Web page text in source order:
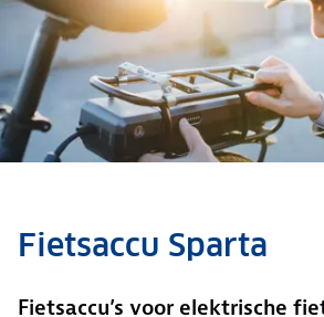
Fietsaccu Sparta
Fietsaccu’s voor elektrische